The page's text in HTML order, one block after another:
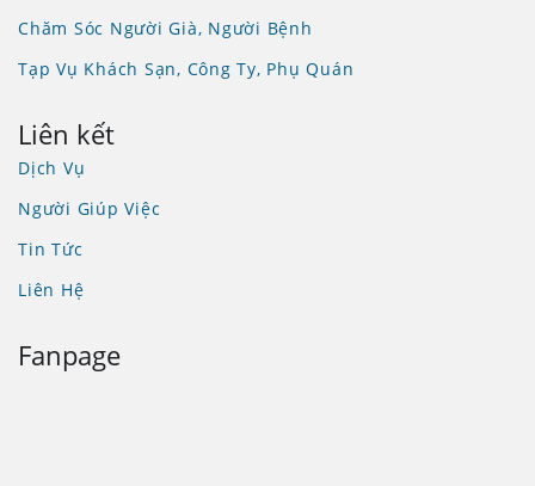
Chăm Sóc Người Già, Người Bệnh
Tạp Vụ Khách Sạn, Công Ty, Phụ Quán
Liên kết
Dịch Vụ
Người Giúp Việc
Tin Tức
Liên Hệ
Fanpage